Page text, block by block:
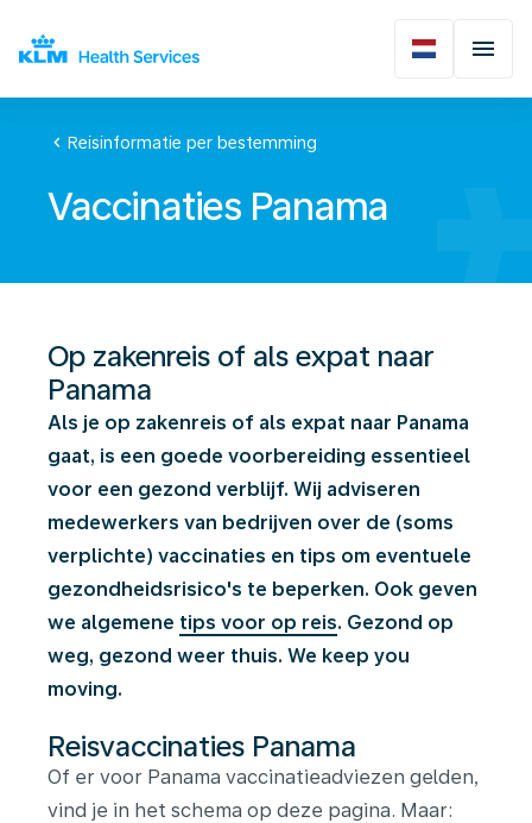
chevron_left Reisinformatie per bestemming
Vaccinaties Panama
Op zakenreis of als expat naar
Panama
Als je op zakenreis of als expat naar Panama
gaat, is een goede voorbereiding essentieel
voor een gezond verblijf. Wij adviseren
medewerkers van bedrijven over de (soms
verplichte) vaccinaties en tips om eventuele
gezondheidsrisico's te beperken. Ook geven
we algemene tips voor op reis. Gezond op
weg, gezond weer thuis. We keep you
moving.
Reisvaccinaties Panama
Of er voor Panama vaccinatieadviezen gelden,
vind je in het schema op deze pagina. Maar: